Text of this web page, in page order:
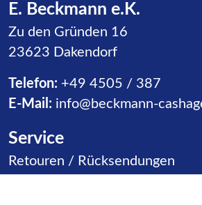
E. Beckmann e.K.
Zu den Gründen 16
23623 Dakendorf
Telefon: +49 4505 / 387
E-Mail: info@beckmann-
Service
Navigation überspringen
Retouren / Rücksendungen